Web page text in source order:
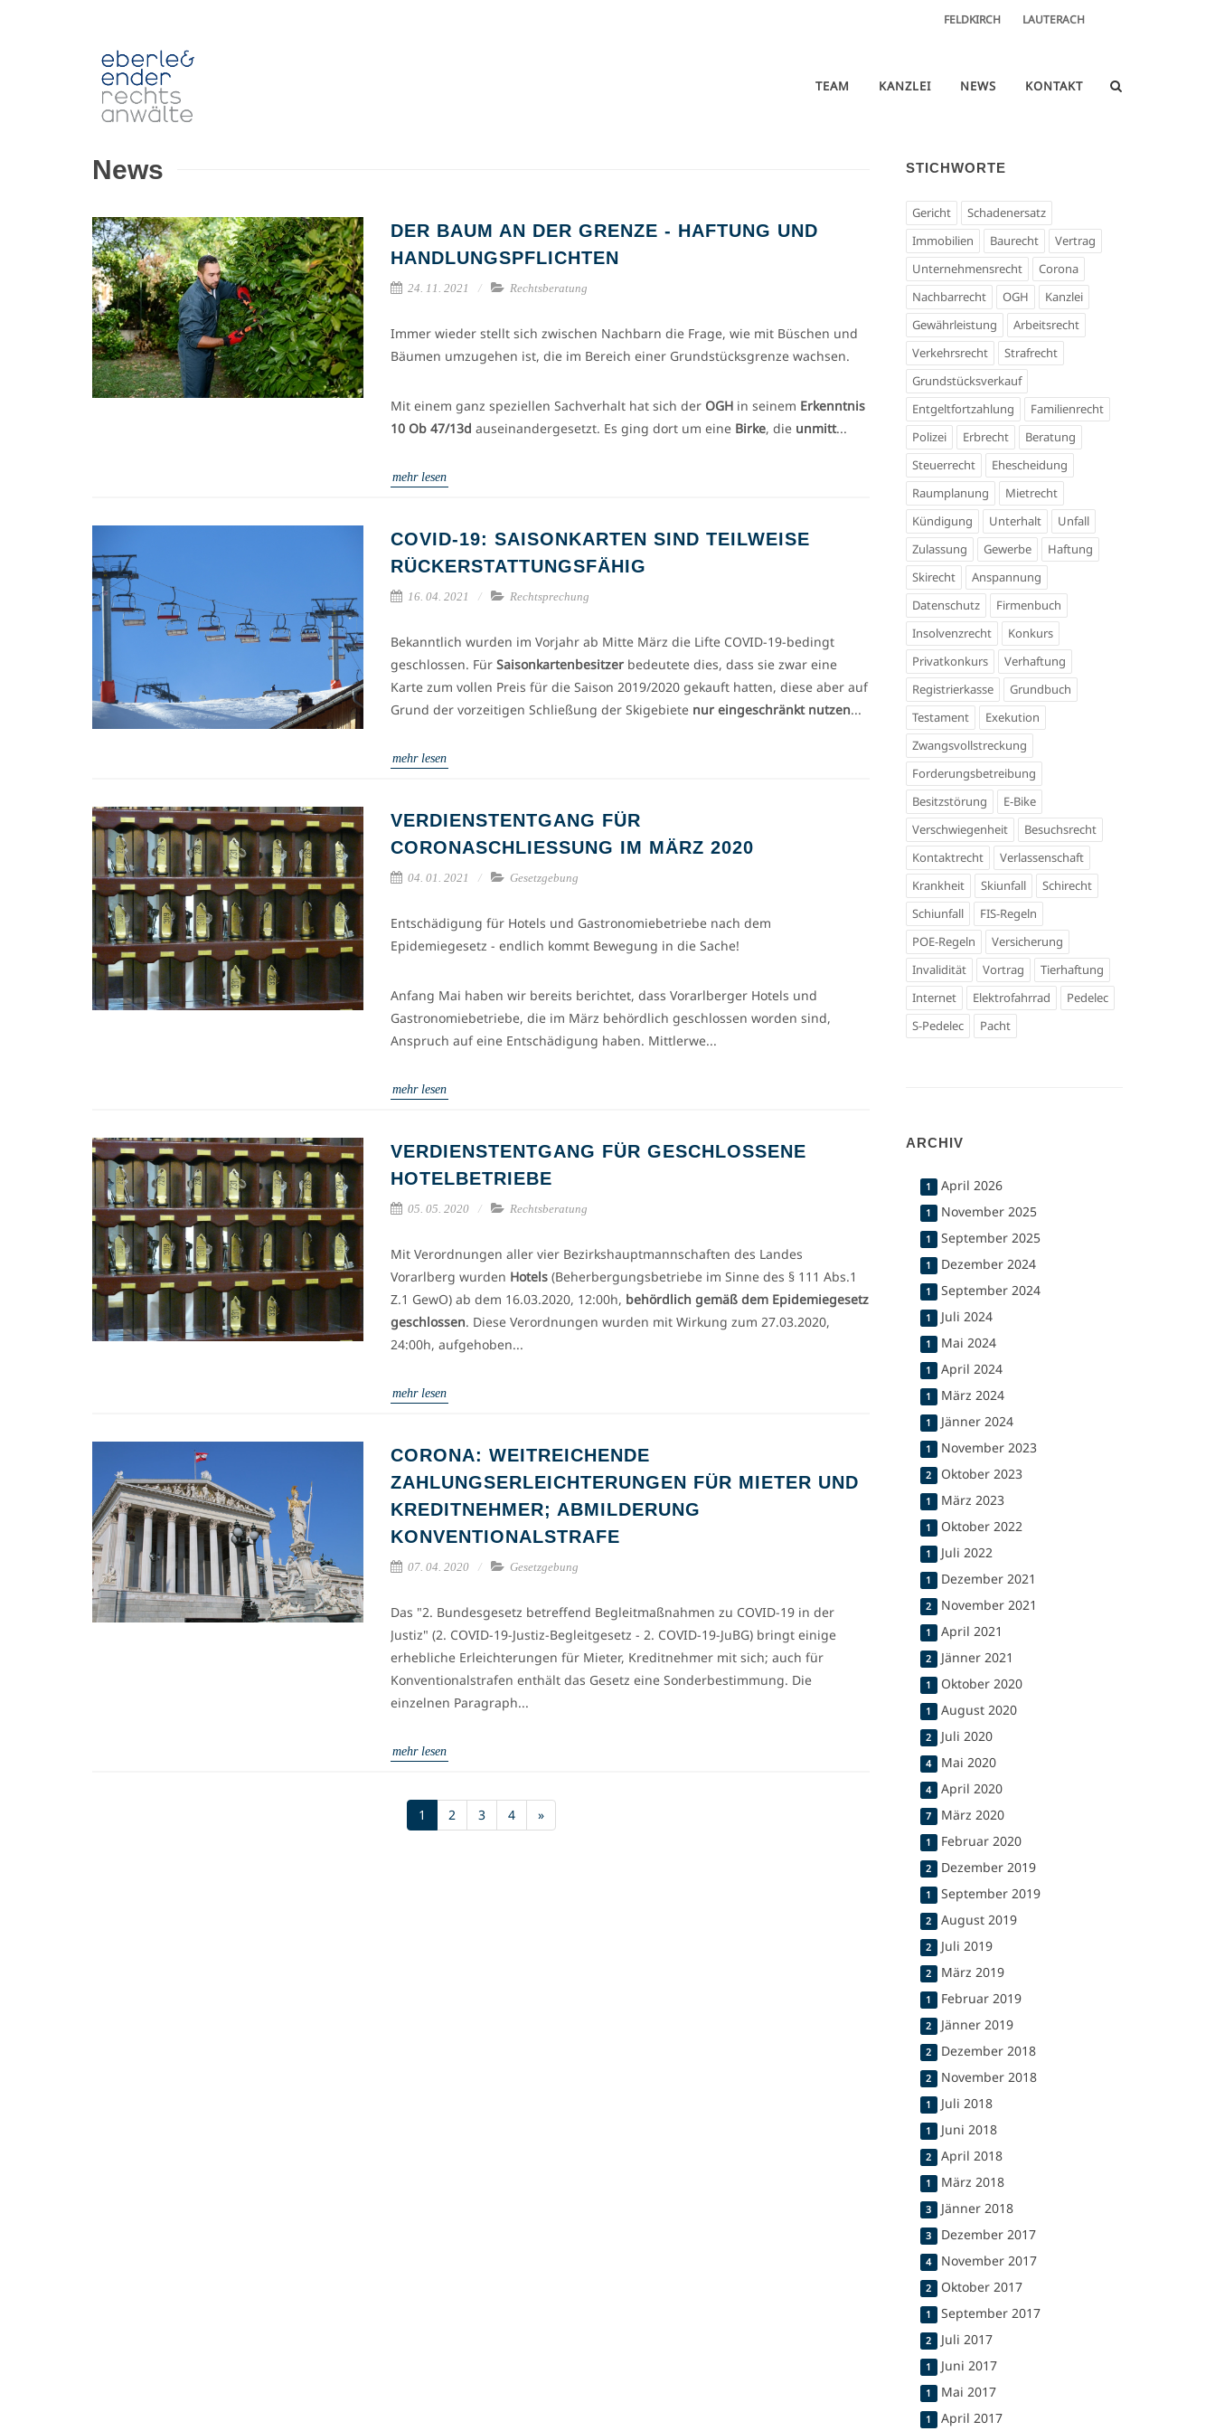
FELDKIRCH LAUTERACH
TEAM KANZLEI NEWS KONTAKT
News
DER BAUM AN DER GRENZE - HAFTUNG UND
HANDLUNGSPFLICHTEN
24. 11. 2021 Rechtsberatung
Immer wieder stellt sich zwischen Nachbarn die Frage, wie mit Büschen und
Bäumen umzugehen ist, die im Bereich einer Grundstücksgrenze wachsen.
Mit einem ganz speziellen Sachverhalt hat sich der OGH in seinem Erkenntnis
10 Ob 47/13d auseinandergesetzt. Es ging dort um eine Birke, die unmitt...
mehr lesen
COVID-19: SAISONKARTEN SIND TEILWEISE
RÜCKERSTATTUNGSFÄHIG
16. 04. 2021 Rechtsprechung
Bekanntlich wurden im Vorjahr ab Mitte März die Lifte COVID-19-bedingt
geschlossen. Für Saisonkartenbesitzer bedeutete dies, dass sie zwar eine
Karte zum vollen Preis für die Saison 2019/2020 gekauft hatten, diese aber auf
Grund der vorzeitigen Schließung der Skigebiete nur eingeschränkt nutzen...
mehr lesen
VERDIENSTENTGANG FÜR
CORONASCHLIESSUNG IM MÄRZ 2020
04. 01. 2021 Gesetzgebung
Entschädigung für Hotels und Gastronomiebetriebe nach dem
Epidemiegesetz - endlich kommt Bewegung in die Sache!
Anfang Mai haben wir bereits berichtet, dass Vorarlberger Hotels und
Gastronomiebetriebe, die im März behördlich geschlossen worden sind,
Anspruch auf eine Entschädigung haben. Mittlerwe...
mehr lesen
VERDIENSTENTGANG FÜR GESCHLOSSENE
HOTELBETRIEBE
05. 05. 2020 Rechtsberatung
Mit Verordnungen aller vier Bezirkshauptmannschaften des Landes
Vorarlberg wurden Hotels (Beherbergungsbetriebe im Sinne des § 111 Abs.1
Z.1 GewO) ab dem 16.03.2020, 12:00h, behördlich gemäß dem Epidemiegesetz
geschlossen. Diese Verordnungen wurden mit Wirkung zum 27.03.2020,
24:00h, aufgehoben...
mehr lesen
CORONA: WEITREICHENDE
ZAHLUNGSERLEICHTERUNGEN FÜR MIETER UND
KREDITNEHMER; ABMILDERUNG
KONVENTIONALSTRAFE
07. 04. 2020 Gesetzgebung
Das "2. Bundesgesetz betreffend Begleitmaßnahmen zu COVID-19 in der
Justiz" (2. COVID-19-Justiz-Begleitgesetz - 2. COVID-19-JuBG) bringt einige
erhebliche Erleichterungen für Mieter, Kreditnehmer mit sich; auch für
Konventionalstrafen enthält das Gesetz eine Sonderbestimmung. Die
einzelnen Paragraph...
mehr lesen
1 (current)
2 3 4 »
STICHWORTE
Gericht
Schadenersatz
Immobilien
Baurecht
Vertrag
Unternehmensrecht
Corona
Nachbarrecht
OGH
Kanzlei
Gewährleistung
Arbeitsrecht
Verkehrsrecht
Strafrecht
Grundstücksverkauf
Entgeltfortzahlung
Familienrecht
Polizei
Erbrecht
Beratung
Steuerrecht
Ehescheidung
Raumplanung
Mietrecht
Kündigung
Unterhalt
Unfall
Zulassung
Gewerbe
Haftung
Skirecht
Anspannung
Datenschutz
Firmenbuch
Insolvenzrecht
Konkurs
Privatkonkurs
Verhaftung
Registrierkasse
Grundbuch
Testament
Exekution
Zwangsvollstreckung
Forderungsbetreibung
Besitzstörung
E-Bike
Verschwiegenheit
Besuchsrecht
Kontaktrecht
Verlassenschaft
Krankheit
Skiunfall
Schirecht
Schiunfall
FIS-Regeln
POE-Regeln
Versicherung
Invalidität
Vortrag
Tierhaftung
Internet
Elektrofahrrad
Pedelec
S-Pedelec
Pacht
ARCHIV
1 April 2026
1 November 2025
1 September 2025
1 Dezember 2024
1 September 2024
1 Juli 2024
1 Mai 2024
1 April 2024
1 März 2024
1 Jänner 2024
1 November 2023
2 Oktober 2023
1 März 2023
1 Oktober 2022
1 Juli 2022
1 Dezember 2021
2 November 2021
1 April 2021
2 Jänner 2021
1 Oktober 2020
1 August 2020
2 Juli 2020
4 Mai 2020
4 April 2020
7 März 2020
1 Februar 2020
2 Dezember 2019
1 September 2019
2 August 2019
2 Juli 2019
2 März 2019
1 Februar 2019
2 Jänner 2019
2 Dezember 2018
2 November 2018
1 Juli 2018
1 Juni 2018
2 April 2018
1 März 2018
3 Jänner 2018
3 Dezember 2017
4 November 2017
2 Oktober 2017
1 September 2017
2 Juli 2017
1 Juni 2017
1 Mai 2017
1 April 2017